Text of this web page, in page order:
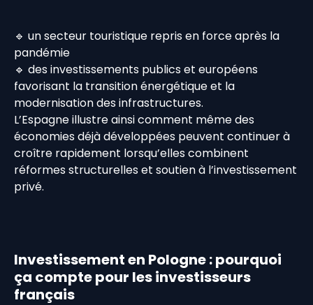
🔹 un secteur touristique repris en force après la
pandémie
🔹 des investissements publics et européens
favorisant la transition énergétique et la
modernisation des infrastructures.
L’Espagne illustre ainsi comment même des
économies déjà développées peuvent continuer à
croître rapidement lorsqu’elles combinent
réformes structurelles et soutien à l’investissement
privé.
Investissement en Pologne : pourquoi
ça compte pour les investisseurs
français